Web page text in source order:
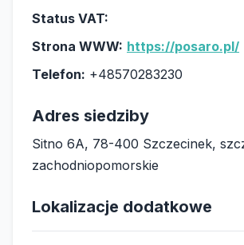
Status VAT:
Strona WWW: https://posaro.pl/
Telefon: +48570283230
Adres siedziby
Sitno 6A, 78-400 Szczecinek,
zachodniopomorskie
Lokalizacje dodatkowe